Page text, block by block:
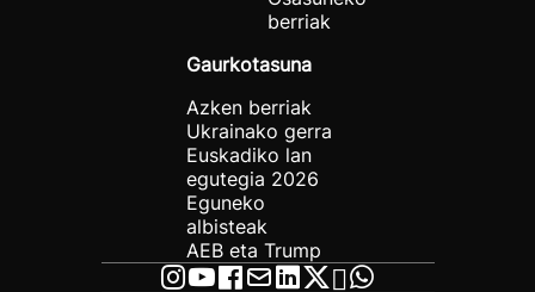
berriak
Gaurkotasuna
Azken berriak
Ukrainako gerra
Euskadiko lan
egutegia 2026
Eguneko
albisteak
AEB eta Trump